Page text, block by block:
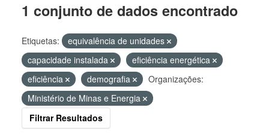
1 conjunto de dados encontrado
Etiquetas:
equivalência de unidades
capacidade instalada
eficiência energética
eficiência
demografia
Organizações:
Ministério de Minas e Energia
Filtrar Resultados